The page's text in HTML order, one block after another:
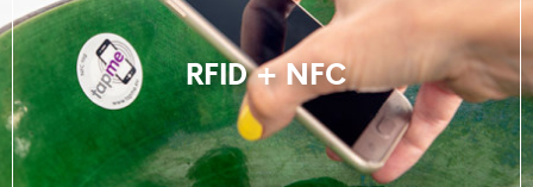
RFID + NFC